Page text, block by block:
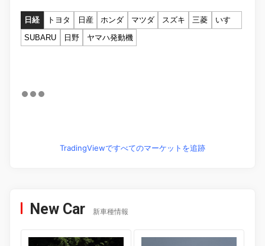
日経 トヨタ 日産 ホンダ マツダ スズキ 三菱
いすゞ
SUBARU
日野 ヤマハ発動機
TradingViewですべてのマーケットを追跡
New Car 新車種情報